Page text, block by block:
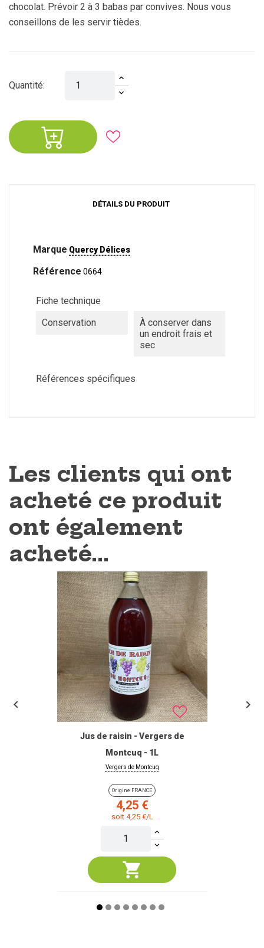
chocolat. Prévoir 2 à 3 babas par convives. Nous vous
conseillons de les servir tièdes.
Quantité:
DÉTAILS DU PRODUIT
Marque Quercy Délices
Référence 0664
Fiche technique
Conservation
À conserver dans
un endroit frais et
sec
Références spécifiques
Les clients qui ont
acheté ce produit
ont également
acheté...
Jus de raisin - Vergers de
Montcuq - 1L
Vergers de Montcuq
Origine FRANCE
Prix
4,25 €
soit 4,25 €/L
 